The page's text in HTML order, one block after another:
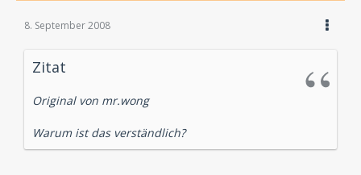
8. September 2008
Zitat
Original von mr.wong
Warum ist das verständlich?